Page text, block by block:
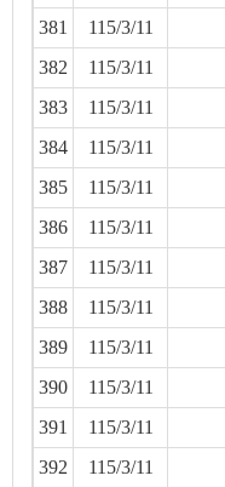
381
115/3/11
382
115/3/11
383
115/3/11
384
115/3/11
385
115/3/11
386
115/3/11
387
115/3/11
388
115/3/11
389
115/3/11
390
115/3/11
391
115/3/11
392
115/3/11